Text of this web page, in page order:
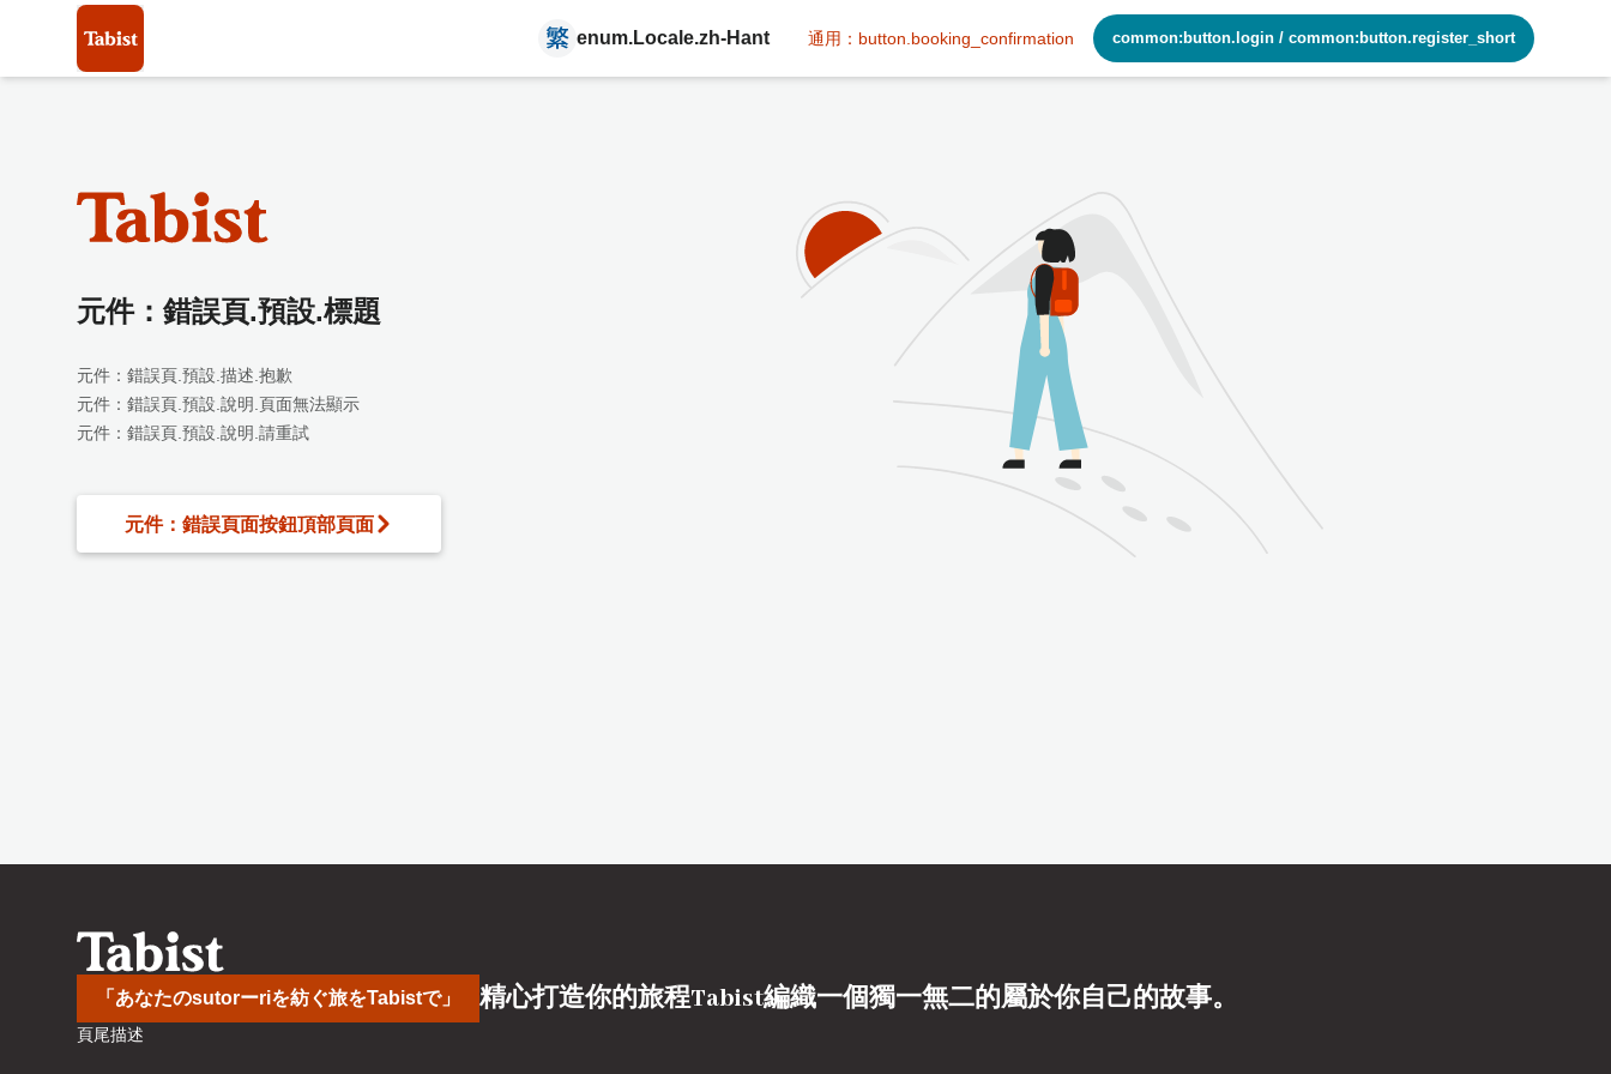
enum.Locale.zh-Hant 通用：button.booking_confirmation common:button.login / common:button.register_short
元件：錯誤頁.預設.標題
元件：錯誤頁.預設.描述.抱歉
元件：錯誤頁.預設.說明.頁面無法顯示
元件：錯誤頁.預設.說明.請重試
元件：錯誤頁面按鈕頂部頁面
「あなたのsutorーriを紡ぐ旅をTabistで」 精心打造你的旅程Tabist編織一個獨一無二的屬於你自己的故事。
頁尾描述